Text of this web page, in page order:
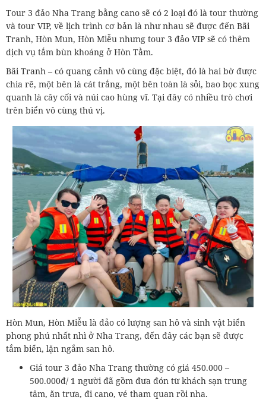
Tour 3 đảo Nha Trang bằng cano sẽ có 2 loại đó là tour thường
và tour VIP, về lịch trình cơ bản là như nhau sẽ được đến Bãi
Tranh, Hòn Mun, Hòn Miễu nhưng tour 3 đảo VIP sẽ có thêm
dịch vụ tắm bùn khoáng ở Hòn Tằm.
Bãi Tranh – có quang cảnh vô cùng đặc biệt, đó là hai bờ được
chia rẽ, một bên là cát trắng, một bên toàn là sỏi, bao bọc xung
quanh là cây cối và núi cao hùng vĩ. Tại đây có nhiều trò chơi
trên biển vô cùng thú vị.
Hòn Mun, Hòn Miễu là đảo có lượng san hô và sinh vật biển
phong phú nhất nhì ở Nha Trang, đến đây các bạn sẽ được
tắm biển, lặn ngắm san hô.
Giá tour 3 đảo Nha Trang thường có giá 450.000 –
500.000đ/ 1 người đã gồm đưa đón từ khách sạn trung
tâm, ăn trưa, đi cano, vé tham quan rồi nha.